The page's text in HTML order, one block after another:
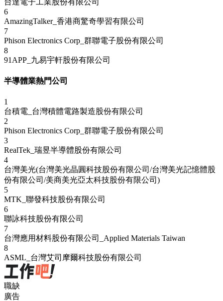
台達電子工業股份有限公司
6
AmazingTalker_香港商驚奇學習有限公司
7
Phison Electronics Corp_群聯電子股份有限公司
8
91APP_九易宇軒股份有限公司
半導體業熱門公司
1
台積電_台灣積體電路製造股份有限公司
2
Phison Electronics Corp_群聯電子股份有限公司
3
RealTek_瑞昱半導體股份有限公司
4
台灣美光(台灣美光晶圓科技股份有限公司/台灣美光記憶體股
份有限公司/美商美光亞太科技股份有限公司)
5
MTK_聯發科技股份有限公司
6
聯詠科技股份有限公司
7
台灣應用材料股份有限公司_Applied Materials Taiwan
8
ASML_台灣艾司摩爾科技股份有限公司
職缺
廣告